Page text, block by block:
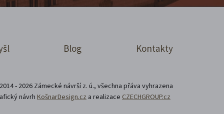
Blog Kontakty
- 2026 Zámecké návrší z. ú., všechna přáva vyhrazena
návrh KošnarDesign.cz a realizace CZECHGROUP.cz